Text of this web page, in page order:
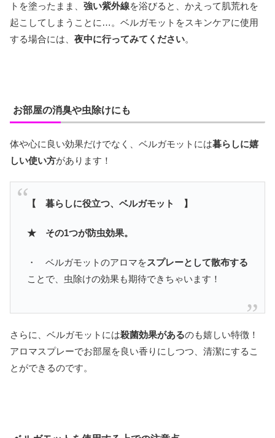
トを塗ったまま、 強い紫外線を浴びると、かえって肌荒れを
起こしてしまうことに…。ベルガモットをスキンケアに使用
する場合には、 夜中に行ってみてください。
お部屋の消臭や虫除けにも
体や心に良い効果だけでなく、ベルガモットには暮らしに嬉
しい使い方があります！
【 暮らしに役立つ、ベルガモット 】
★ その1つが防虫効果。
・ ベルガモットのアロマをスプレーとして散布する
ことで、虫除けの効果も期待できちゃいます！
さらに、ベルガモットには殺菌効果があるのも嬉しい特徴！
アロマスプレーでお部屋を良い香りにしつつ、清潔にするこ
とができるのです。